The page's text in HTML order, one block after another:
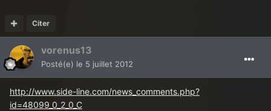
Citer
vorenus13
Posté(e) le 5 juillet 2012
http://www.side-line.com/news_comments.php?
id=48099_0_2_0_C